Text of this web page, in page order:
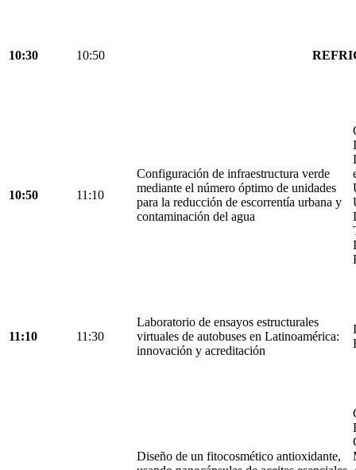
10:30 10:50
10:50 11:10
Configuración de infraestructura verde
mediante el número óptimo de unidades
para la reducción de escorrentía urbana y
contaminación del agua
11:10 11:30
Laboratorio de ensayos estructurales
virtuales de autobuses en Latinoamérica:
innovación y acreditación
Diseño de un fitocosmético antioxidante,